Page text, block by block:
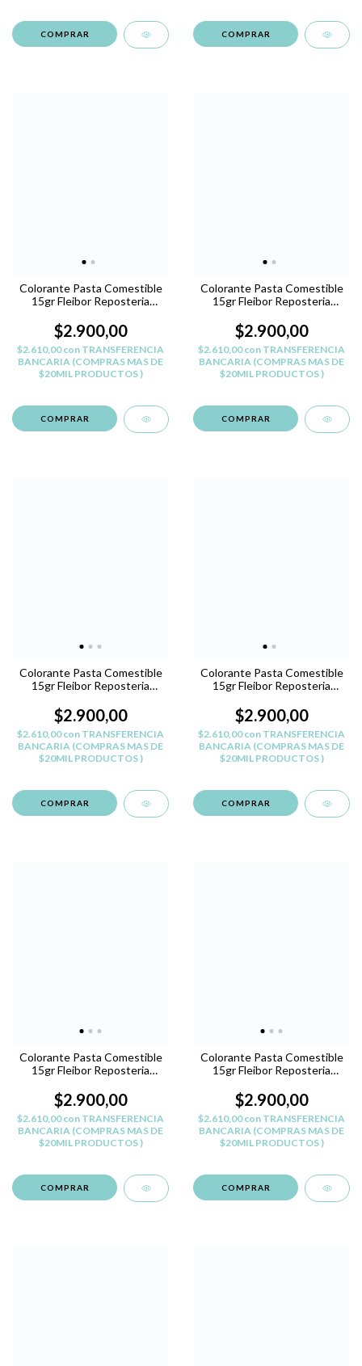
Colorante Pasta Comestible
15gr Fleibor Reposteria
$2.900,00
$2.610,00con TRANSFERENCIA
BANCARIA (COMPRAS MAS DE
$20MIL PRODUCTOS )
Colorante Pasta Comestible
15gr Fleibor Reposteria
$2.900,00
$2.610,00con TRANSFERENCIA
BANCARIA (COMPRAS MAS DE
$20MIL PRODUCTOS )
Colorante Pasta Comestible
15gr Fleibor Reposteria
$2.900,00
$2.610,00con TRANSFERENCIA
BANCARIA (COMPRAS MAS DE
$20MIL PRODUCTOS )
Colorante Pasta Comestible
15gr Fleibor Reposteria
$2.900,00
$2.610,00con TRANSFERENCIA
BANCARIA (COMPRAS MAS DE
$20MIL PRODUCTOS )
Colorante Pasta Comestible
15gr Fleibor Reposteria
$2.900,00
$2.610,00con TRANSFERENCIA
BANCARIA (COMPRAS MAS DE
$20MIL PRODUCTOS )
Colorante Pasta Comestible
15gr Fleibor Reposteria
$2.900,00
$2.610,00con TRANSFERENCIA
BANCARIA (COMPRAS MAS DE
$20MIL PRODUCTOS )